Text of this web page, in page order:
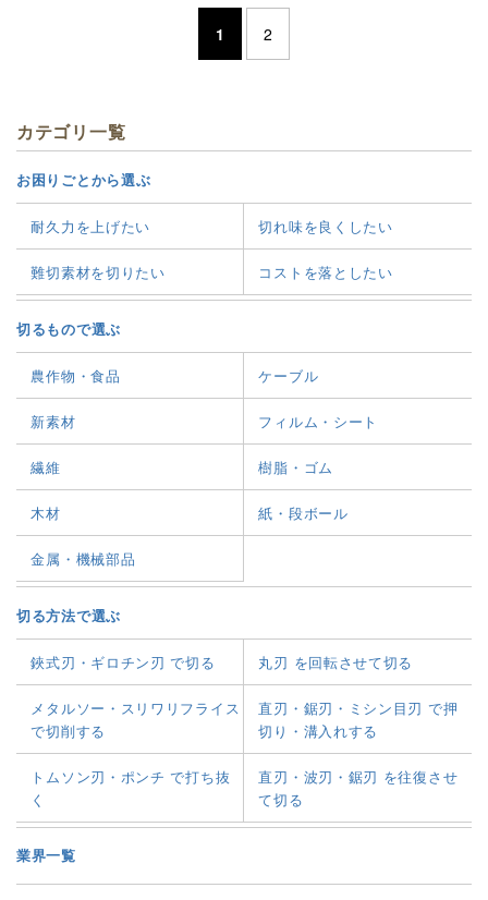
1 2
カテゴリ一覧
お困りごとから選ぶ
耐久力を上げたい 切れ味を良くしたい
難切素材を切りたい コストを落としたい
切るもので選ぶ
農作物・食品 ケーブル
新素材 フィルム・シート
繊維 樹脂・ゴム
木材 紙・段ボール
金属・機械部品
切る方法で選ぶ
鋏式刃・ギロチン刃 で切る 丸刃 を回転させて切る
メタルソー・スリワリフライス
で切削する
直刃・鋸刃・ミシン目刃 で押
切り・溝入れする
トムソン刃・ポンチ で打ち抜
く
直刃・波刃・鋸刃 を往復させ
て切る
業界一覧